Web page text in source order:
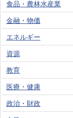
食品・農林水産業
金融・物価
エネルギー
資源
教育
医療・健康
政治・財政